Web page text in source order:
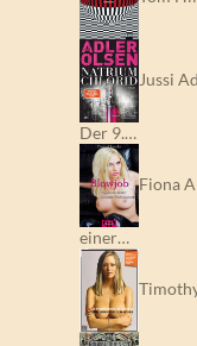
Jussi
Der 9.…
Fiona
einer…